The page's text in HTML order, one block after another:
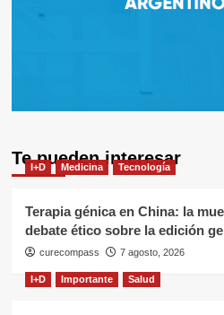
Te pueden interesar
I+D Medicina Tecnología
Terapia génica en China: la
debate ético sobre la edición
curecompass 7 agosto, 2026
I+D Importante Salud